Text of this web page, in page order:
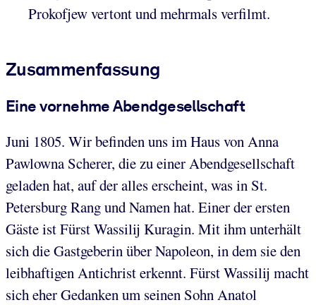
Prokofjew vertont und mehrmals verfilmt.
Zusammenfassung
Eine vornehme Abendgesellschaft
Juni 1805. Wir befinden uns im Haus von Anna
Pawlowna Scherer, die zu einer Abendgesellschaft
geladen hat, auf der alles erscheint, was in St.
Petersburg Rang und Namen hat. Einer der ersten
Gäste ist Fürst Wassilij Kuragin. Mit ihm unterhält
sich die Gastgeberin über Napoleon, in dem sie den
leibhaftigen Antichrist erkennt. Fürst Wassilij macht
sich eher Gedanken um seinen Sohn Anatol